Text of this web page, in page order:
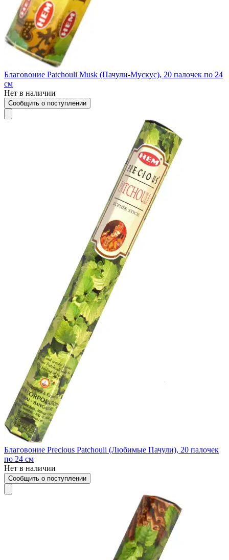
Благовоние Patchouli Musk (Пачули-Мускус), 20 палочек по 24
см
Нет в наличии
Сообщить о поступлении
Благовоние Precious Patchouli (Любимые Пачули), 20 палочек
по 24 см
Нет в наличии
Сообщить о поступлении